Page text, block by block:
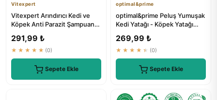
Vitexpert
Vitexpert Arındırıcı Kedi ve
Köpek Anti Parazit Şampuan
291,99 ₺
★★★★★ (0)
Sepete Ekle
optimal&prime
optimal&prime Peluş Yumuşak
Kedi Yatağı - Köpek Yatağı
269,99 ₺
★★★★★ (0)
Sepete Ekle